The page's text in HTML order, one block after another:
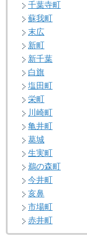
千葉寺町
蘇我町
末広
新町
新千葉
白旗
塩田町
栄町
川崎町
亀井町
葛城
生実町
鵜の森町
今井町
亥鼻
市場町
赤井町